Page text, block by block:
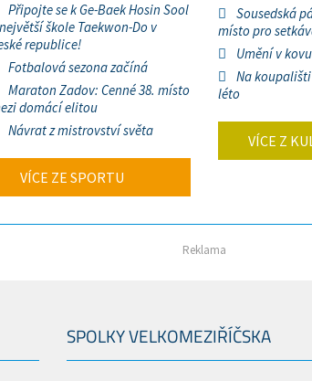
Připojte se k Ge-Baek Hosin Sool
škole Taekwon-Do v
republice!
Fotbalová sezona začíná
Maraton Zadov: Cenné 38. místo
domácí elitou
Návrat z mistrovství světa
VÍCE ZE SPORTU
Sousedská
místo pro
Umění v
Na
léto
VÍCE Z
Reklama
SPOLKY VELKOMEZIŘÍČSKA